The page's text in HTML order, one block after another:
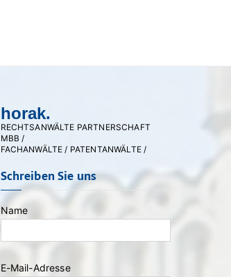
horak.
RECHTSANWÄLTE PARTNERSCHAFT
MBB /
FACHANWÄLTE / PATENTANWÄLTE /
Schreiben Sie uns
Name
Bitte lasse dieses Feld leer.
E-Mail-Adresse